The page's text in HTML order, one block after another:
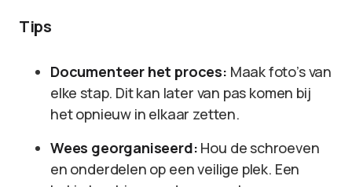
Tips
Documenteer het proces: Maak foto’s van
elke stap. Dit kan later van pas komen bij
het opnieuw in elkaar zetten.
Wees georganiseerd: Hou de schroeven
en onderdelen op een veilige plek. Een